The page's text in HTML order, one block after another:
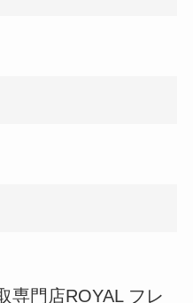
専門店ROYAL フレ